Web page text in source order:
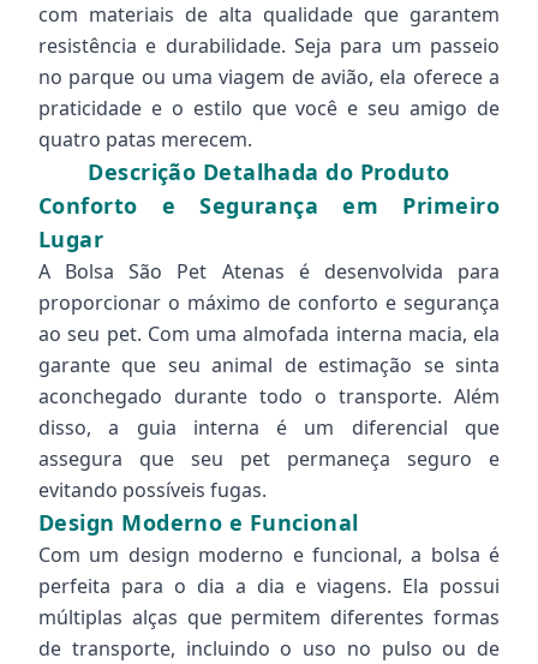
com materiais de alta qualidade que garantem
resistência e durabilidade. Seja para um passeio
no parque ou uma viagem de avião, ela oferece a
praticidade e o estilo que você e seu amigo de
quatro patas merecem.
Descrição Detalhada do Produto
Conforto e Segurança em Primeiro
Lugar
A Bolsa São Pet Atenas é desenvolvida para
proporcionar o máximo de conforto e segurança
ao seu pet. Com uma almofada interna macia, ela
garante que seu animal de estimação se sinta
aconchegado durante todo o transporte. Além
disso, a guia interna é um diferencial que
assegura que seu pet permaneça seguro e
evitando possíveis fugas.
Design Moderno e Funcional
Com um design moderno e funcional, a bolsa é
perfeita para o dia a dia e viagens. Ela possui
múltiplas alças que permitem diferentes formas
de transporte, incluindo o uso no pulso ou de